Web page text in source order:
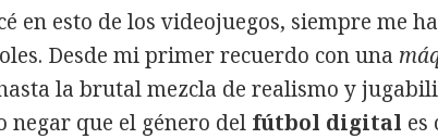
en esto de los videojuegos, siempre me ha
Desde mi primer recuerdo con una
la brutal mezcla de realismo y
negar que el género del fútbol digital es